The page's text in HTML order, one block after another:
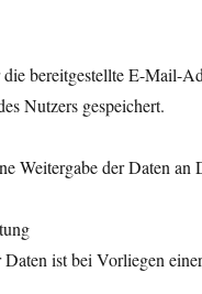
bereitgestellte E-Mail-
Nutzers gespeichert.
Weitergabe der Daten
Daten ist bei Vorliegen